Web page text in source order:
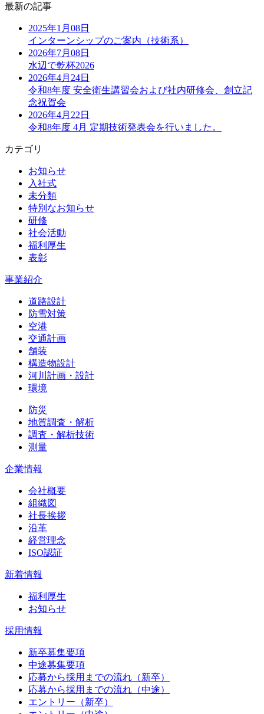
最新の記事
2025年1月08日
インターンシップのご案内（技術系）
2026年7月08日
水辺で乾杯2026
2026年4月24日
令和8年度 安全衛生講習会および社内研修会、創立記
念祝賀会
2026年4月22日
令和8年度 4月 定期技術発表会を行いました。
カテゴリ
お知らせ
入社式
未分類
特別なお知らせ
研修
社会活動
福利厚生
表彰
事業紹介
道路設計
防雪対策
空港
交通計画
舗装
構造物設計
河川計画・設計
環境
防災
地質調査・解析
調査・解析技術
測量
企業情報
会社概要
組織図
社長挨拶
沿革
経営理念
ISO認証
新着情報
福利厚生
お知らせ
採用情報
新卒募集要項
中途募集要項
応募から採用までの流れ（新卒）
応募から採用までの流れ（中途）
エントリー（新卒）